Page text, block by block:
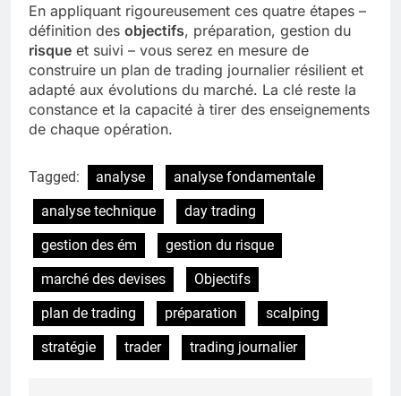
En appliquant rigoureusement ces quatre étapes –
définition des objectifs, préparation, gestion du
risque et suivi – vous serez en mesure de
construire un plan de trading journalier résilient et
adapté aux évolutions du marché. La clé reste la
constance et la capacité à tirer des enseignements
de chaque opération.
Tagged: analyse
analyse fondamentale
analyse technique
day trading
gestion des ém
gestion du risque
marché des devises
Objectifs
plan de trading
préparation
scalping
stratégie
trader trading journalier